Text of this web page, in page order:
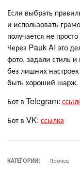
Если выбрать
и использовать
получается не
Через Pauk AI это
фото, задали стиль
без лишних
быть хороший шарж.
Бот в Telegram:
Бот в VK: ссылка
КАТЕГОРИИ:
Прочее